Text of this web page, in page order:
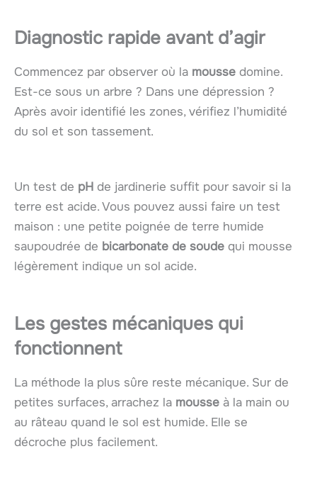
Diagnostic rapide avant d’agir
Commencez par observer où la mousse domine.
Est-ce sous un arbre ? Dans une dépression ?
Après avoir identifié les zones, vérifiez l’humidité
du sol et son tassement.
Un test de pH de jardinerie suffit pour savoir si la
terre est acide. Vous pouvez aussi faire un test
maison : une petite poignée de terre humide
saupoudrée de bicarbonate de soude qui mousse
légèrement indique un sol acide.
Les gestes mécaniques qui
fonctionnent
La méthode la plus sûre reste mécanique. Sur de
petites surfaces, arrachez la mousse à la main ou
au râteau quand le sol est humide. Elle se
décroche plus facilement.